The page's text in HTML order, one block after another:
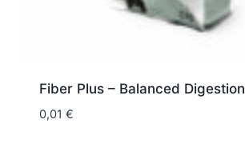
Fiber Plus – Balanced Digestion
0,01 €